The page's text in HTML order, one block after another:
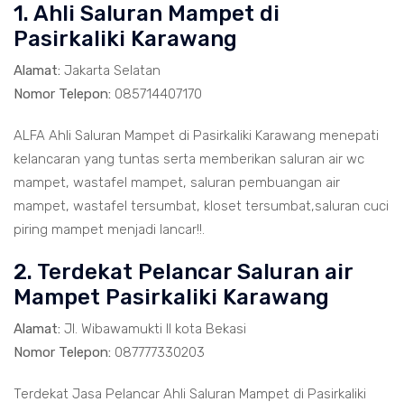
1. Ahli Saluran Mampet di
Pasirkaliki Karawang
Alamat: Jakarta Selatan
Nomor Telepon: 085714407170
ALFA Ahli Saluran Mampet di Pasirkaliki Karawang menepati
kelancaran yang tuntas serta memberikan saluran air wc
mampet, wastafel mampet, saluran pembuangan air
mampet, wastafel tersumbat, kloset tersumbat,saluran cuci
piring mampet menjadi lancar!!.
2. Terdekat Pelancar Saluran air
Mampet Pasirkaliki Karawang
Alamat: Jl. Wibawamukti II kota Bekasi
Nomor Telepon: 087777330203
Terdekat Jasa Pelancar Ahli Saluran Mampet di Pasirkaliki